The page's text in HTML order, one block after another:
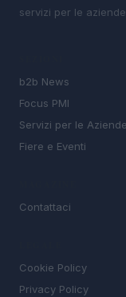
servizi per le
b2b News
Focus PMI
Servizi per le Aziende
Fiere e Eventi
Contattaci
Cookie Policy
Privacy Policy